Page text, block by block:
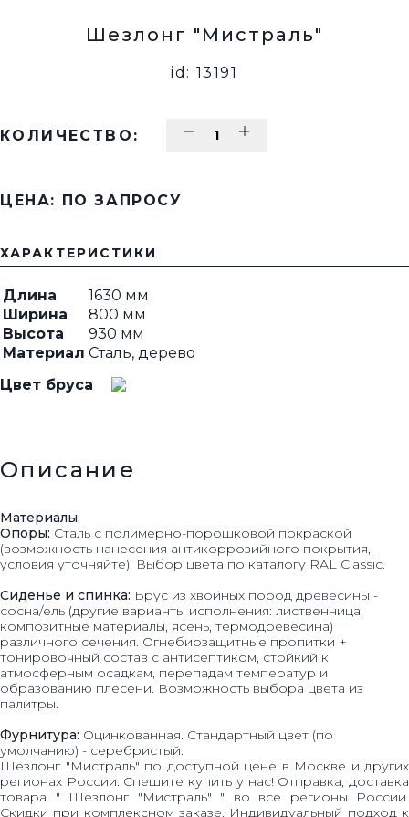
Шезлонг "Мистраль"
id: 13191
КОЛИЧЕСТВО:
ЦЕНА: ПО ЗАПРОСУ
ХАРАКТЕРИСТИКИ
Длина
1630 мм
Ширина
800 мм
Высота
930 мм
Материал Сталь, дерево
Цвет бруса
Описание
Материалы:
Опоры: Сталь с полимерно-порошковой покраской
(возможность нанесения антикоррозийного покрытия,
условия уточняйте). Выбор цвета по каталогу RAL Classic.
Сиденье и спинка: Брус из хвойных пород древесины -
сосна/ель (другие варианты исполнения: лиственница,
композитные материалы, ясень, термодревесина)
различного сечения. Огнебиозащитные пропитки +
тонировочный состав с антисептиком, стойкий к
атмосферным осадкам, перепадам температур и
образованию плесени. Возможность выбора цвета из
палитры.
Фурнитура: Оцинкованная. Стандартный цвет (по
умолчанию) - серебристый.
Шезлонг "Мистраль" по доступной цене в Москве и других
регионах России. Спешите купить у нас! Отправка, доставка
товара " Шезлонг "Мистраль" " во все регионы России.
Скидки при комплексном заказе. Индивидуальный подход к